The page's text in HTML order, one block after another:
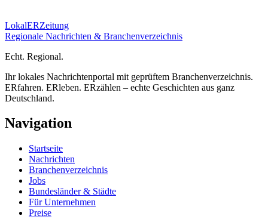
LokalERZeitung
Regionale Nachrichten & Branchenverzeichnis
Echt. Regional.
Ihr lokales Nachrichtenportal mit geprüftem Branchenverzeichnis.
ERfahren. ERleben. ERzählen – echte Geschichten aus ganz
Deutschland.
Navigation
Startseite
Nachrichten
Branchenverzeichnis
Jobs
Bundesländer & Städte
Für Unternehmen
Preise